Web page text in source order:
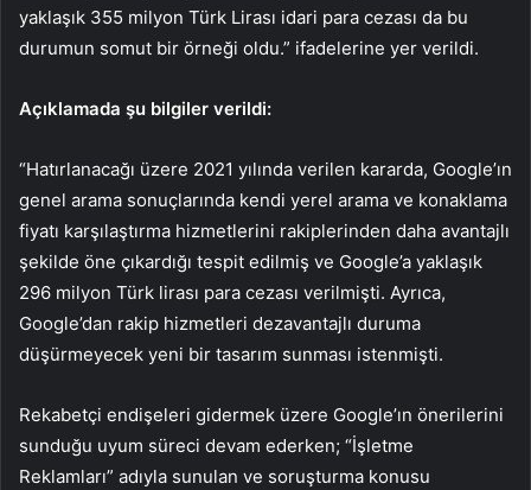
yaklaşık 355 milyon Türk Lirası idari para cezası da bu
durumun somut bir örneği oldu.” ifadelerine yer verildi.
Açıklamada şu bilgiler verildi:
“Hatırlanacağı üzere 2021 yılında verilen kararda, Google’ın
genel arama sonuçlarında kendi yerel arama ve konaklama
fiyatı karşılaştırma hizmetlerini rakiplerinden daha avantajlı
şekilde öne çıkardığı tespit edilmiş ve Google’a yaklaşık
296 milyon Türk lirası para cezası verilmişti. Ayrıca,
Google’dan rakip hizmetleri dezavantajlı duruma
düşürmeyecek yeni bir tasarım sunması istenmişti.
Rekabetçi endişeleri gidermek üzere Google’ın önerilerini
sunduğu uyum süreci devam ederken; “İşletme
Reklamları” adıyla sunulan ve soruşturma konusu